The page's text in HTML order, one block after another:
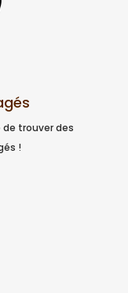
trouver des
!